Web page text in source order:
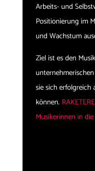
Arbeits- und
Positionierung im
und Wachstum
Ziel ist es den
sie sich erfolgreich
können.
Musikerinnen in